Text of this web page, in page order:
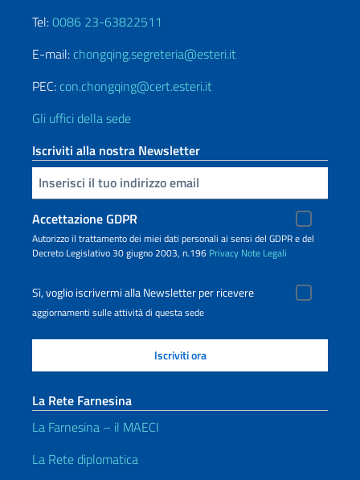
Tel:0086 23-63822511
E-mail: chongqing.segreteria@esteri.it
PEC: con.chongqing@cert.esteri.it
Gli uffici della sede
Iscriviti alla nostra Newsletter
Inserisci la tua email
Accettazione GDPR
Autorizzo il trattamento dei miei dati personali ai sensi del GDPR e del
Decreto Legislativo 30 giugno 2003, n.196 Privacy Note Legali
Sì, voglio iscrivermi alla Newsletter per ricevere
aggiornamenti sulle attività di questa sede
La Rete Farnesina
La Farnesina – il MAECI
La Rete diplomatica